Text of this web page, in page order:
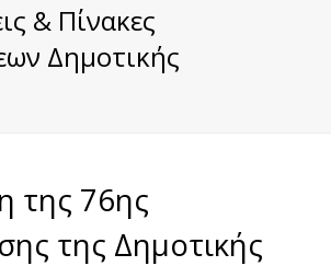
& Πίνακες
Δημοτικής
της 76ης
της Δημοτικής